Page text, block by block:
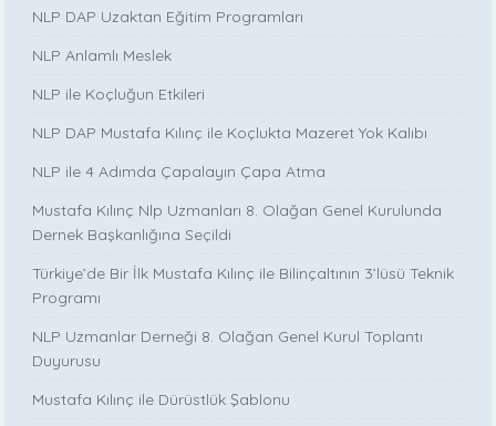
NLP DAP Uzaktan Eğitim Programları
NLP Anlamlı Meslek
NLP ile Koçluğun Etkileri
NLP DAP Mustafa Kılınç ile Koçlukta Mazeret Yok Kalıbı
NLP ile 4 Adımda Çapalayın Çapa Atma
Mustafa Kılınç Nlp Uzmanları 8. Olağan Genel Kurulunda
Dernek Başkanlığına Seçildi
Türkiye’de Bir İlk Mustafa Kılınç ile Bilinçaltının 3’lüsü Teknik
Programı
NLP Uzmanlar Derneği 8. Olağan Genel Kurul Toplantı
Duyurusu
Mustafa Kılınç ile Dürüstlük Şablonu